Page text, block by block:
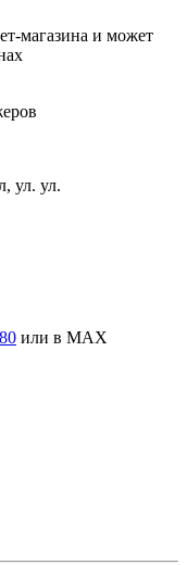
магазина и может
ул. ул.
или в MAX